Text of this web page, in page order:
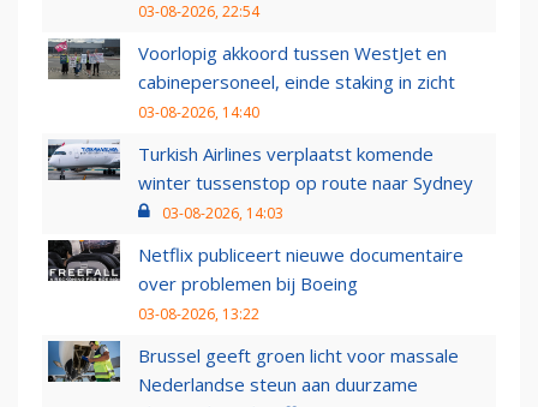
03-08-2026, 22:54
Voorlopig akkoord tussen WestJet en
cabinepersoneel, einde staking in zicht
03-08-2026, 14:40
Turkish Airlines verplaatst komende
winter tussenstop op route naar Sydney
03-08-2026, 14:03
Netflix publiceert nieuwe documentaire
over problemen bij Boeing
03-08-2026, 13:22
Brussel geeft groen licht voor massale
Nederlandse steun aan duurzame